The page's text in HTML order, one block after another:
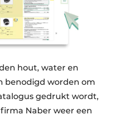
hout, water en
benodigd worden om
gedrukt wordt,
Naber weer een